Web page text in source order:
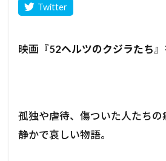
映画 『52ヘルツのクジラたち』
孤独や虐待、傷ついた人たちの
静かで哀しい物語。